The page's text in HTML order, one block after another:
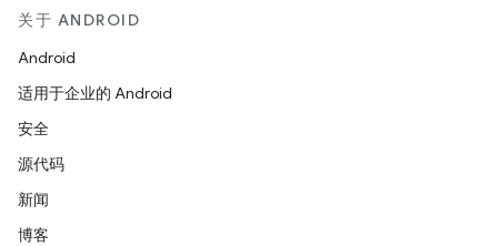
关于 ANDROID
Android
适用于企业的 Android
安全
源代码
新闻
博客